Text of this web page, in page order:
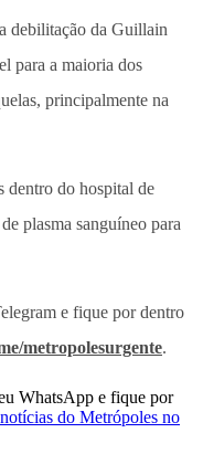
debilitação da Guillain
para a maioria dos
principalmente na
dentro do hospital de
plasma sanguíneo para
e fique por dentro
metropolesurgente.
WhatsApp e fique por
do Metrópoles no